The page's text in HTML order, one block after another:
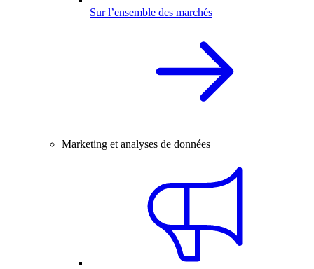
Sur l’ensemble des marchés
Marketing et analyses de données